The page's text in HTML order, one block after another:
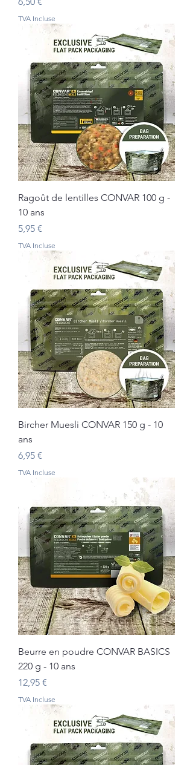
TVA Incluse
Ragoût de lentilles CONVAR 100 g -
10 ans
Prix
5,95 €
TVA Incluse
Bircher Muesli CONVAR 150 g - 10
ans
Prix
6,95 €
TVA Incluse
Beurre en poudre CONVAR BASICS
220 g - 10 ans
Prix
12,95 €
TVA Incluse